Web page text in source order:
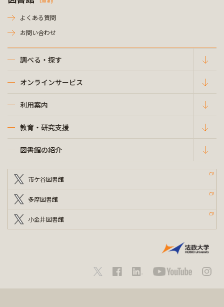
よくある質問
お問い合わせ
調べる・探す
オンラインサービス
利用案内
教育・研究支援
図書館の紹介
市ケ谷図書館
多摩図書館
小金井図書館